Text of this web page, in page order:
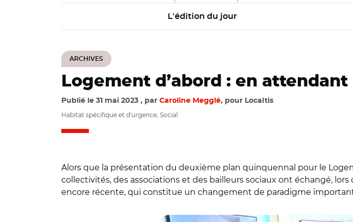
L'édition du jour
ARCHIVES
Logement d’abord : en attendant
Publié le 31 mai 2023 par Caroline Megglé, pour Localtis
Habitat spécifique et d'urgence, Social
Alors que la présentation du deuxième plan quinquennal pour le
collectivités, des associations et des bailleurs sociaux ont échangé,
encore récente, qui constitue un changement de paradigme